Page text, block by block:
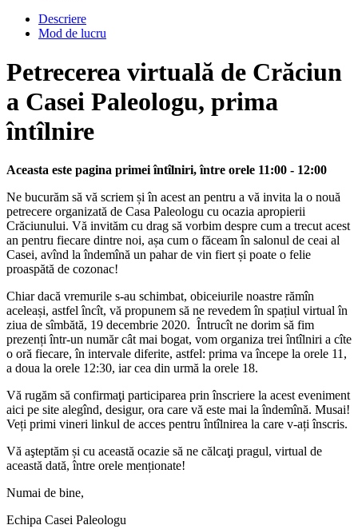
Descriere
Mod de lucru
Petrecerea virtuală de Crăciun
a Casei Paleologu, prima
întîlnire
Aceasta este pagina primei întîlniri, între orele 11:00 - 12:00
Ne bucurăm să vă scriem și în acest an pentru a vă invita la o nouă
petrecere organizată de Casa Paleologu cu ocazia apropierii
Crăciunului. Vă invităm cu drag să vorbim despre cum a trecut acest
an pentru fiecare dintre noi, așa cum o făceam în salonul de ceai al
Casei, avînd la îndemînă un pahar de vin fiert și poate o felie
proaspătă de cozonac!
Chiar dacă vremurile s-au schimbat, obiceiurile noastre rămîn
aceleași, astfel încît, vă propunem să ne revedem în spațiul virtual în
ziua de sîmbătă, 19 decembrie 2020. Întrucît ne dorim să fim
prezenți într-un număr cât mai bogat, vom organiza trei întîlniri a cîte
o oră fiecare, în intervale diferite, astfel: prima va începe la orele 11,
a doua la orele 12:30, iar cea din urmă la orele 18.
Vă rugăm să confirmaţi participarea prin înscriere la acest eveniment
aici pe site alegînd, desigur, ora care vă este mai la îndemînă. Musai!
Veți primi vineri linkul de acces pentru întîlnirea la care v-ați înscris.
Vă aşteptăm și cu această ocazie să ne călcaţi pragul, virtual de
această dată, între orele menționate!
Numai de bine,
Echipa Casei Paleologu